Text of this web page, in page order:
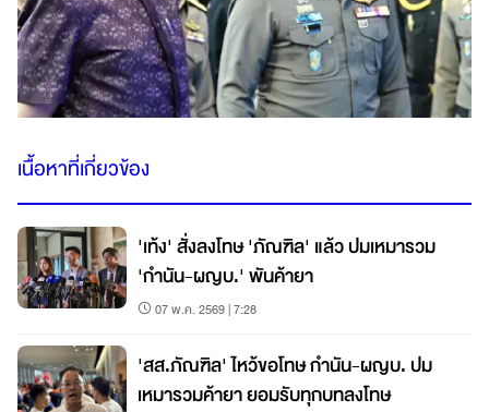
เนื้อหาที่เกี่ยวข้อง
'เท้ง' สั่งลงโทษ 'ภัณฑิล' แล้ว ปมเหมารวม
'กำนัน-ผญบ.' พันค้ายา
07 พ.ค. 2569 | 7:28
'สส.ภัณฑิล' ไหว้ขอโทษ กำนัน-ผญบ. ปม
เหมารวมค้ายา ยอมรับทุกบทลงโทษ